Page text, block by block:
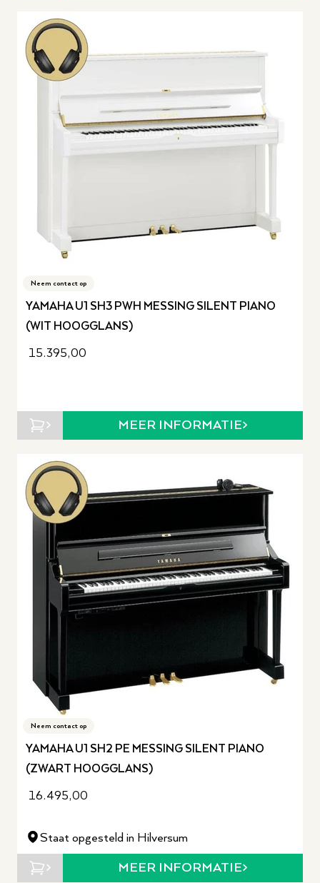
Neem contact op
YAMAHA U1 SH3 PWH MESSING SILENT PIANO
(WIT HOOGGLANS)
15.395,00
MEER INFORMATIE
Neem contact op
YAMAHA U1 SH2 PE MESSING SILENT PIANO
(ZWART HOOGGLANS)
16.495,00
Staat opgesteld in Hilversum
MEER INFORMATIE